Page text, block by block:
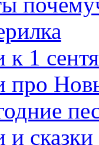
к 1
про
и